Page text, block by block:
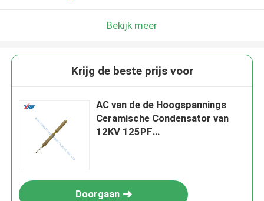
Bekijk meer
Krijg de beste prijs voor
AC van de de Hoogspannings
Ceramische Condensator van
12KV 125PF
Doorgaan